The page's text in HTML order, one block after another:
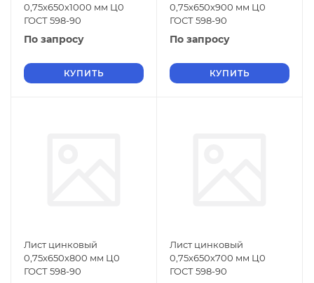
0,75х650х1000 мм Ц0
ГОСТ 598-90
По запросу
КУПИТЬ
0,75х650х900 мм Ц0
ГОСТ 598-90
По запросу
КУПИТЬ
Лист цинковый
0,75х650х800 мм Ц0
ГОСТ 598-90
Лист цинковый
0,75х650х700 мм Ц0
ГОСТ 598-90